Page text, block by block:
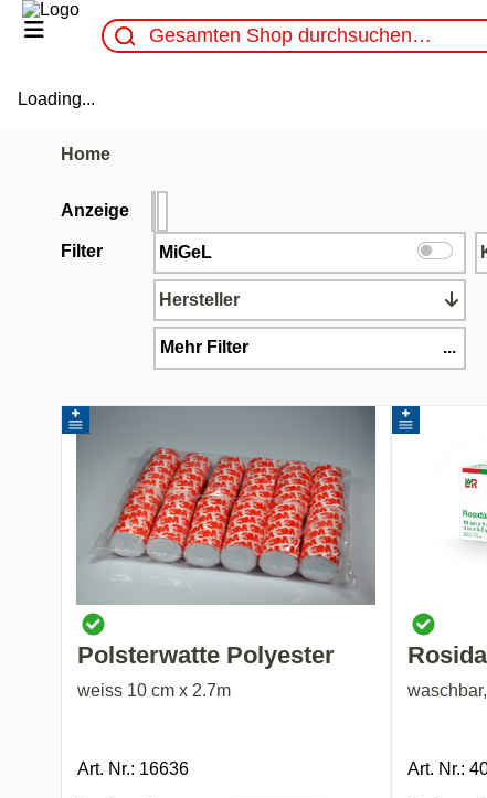
Loading...
Home
Anzeige
Filter MiGeL
Hersteller
Mehr Filter ...
Polsterwatte Polyester
weiss 10 cm x 2.7m
Art. Nr.: 16636 Art. Nr.: